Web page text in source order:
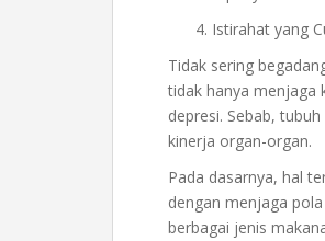
Istirahat yang
Tidak sering
tidak hanya menjaga
depresi. Sebab,
kinerja organ-organ.
Pada dasarnya, hal
dengan menjaga
berbagai jenis